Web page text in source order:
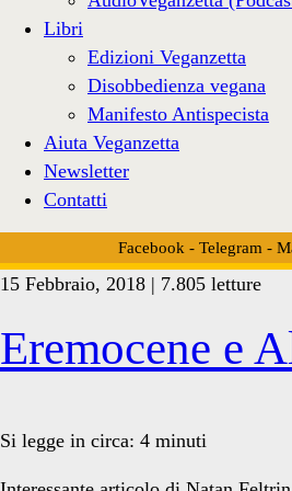
Libri
Edizioni Veganzetta
Disobbedienza vegana
Manifesto Antispecista
Aiuta Veganzetta
Newsletter
Contatti
Facebook - Telegram -
15 Febbraio, 2018 | 7.805 letture
Eremocene e
Si legge in circa: 4 minuti